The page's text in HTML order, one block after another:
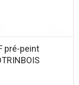
pré-peint